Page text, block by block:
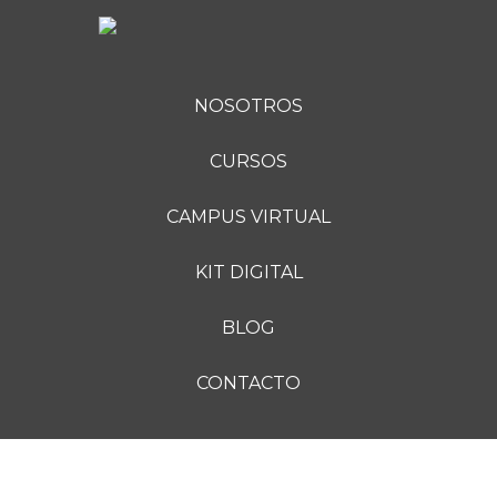
NOSOTROS
CURSOS
CAMPUS VIRTUAL
KIT DIGITAL
BLOG
CONTACTO